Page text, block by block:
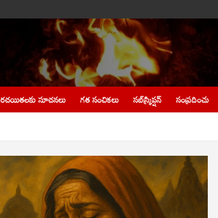
రచయితలకు సూచనలు గత సంచికలు సబ్‌స్క్రిప్షన్ సంప్రదించు